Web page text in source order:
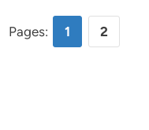
Pages: 1 2